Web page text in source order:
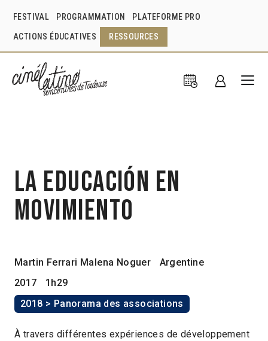
FESTIVAL PROGRAMMATION PLATEFORME PRO
ACTIONS ÉDUCATIVES RESSOURCES
La Educación en
Movimiento
Martin Ferrari Malena Noguer
Argentine
2017
1h29
2018 > Panorama des associations
À travers différentes expériences de développement